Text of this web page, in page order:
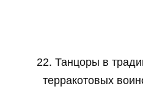
22. Танцоры в
терракотовых